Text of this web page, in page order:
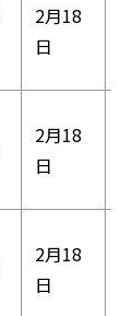
2月18
日
2月18
日
2月18
日